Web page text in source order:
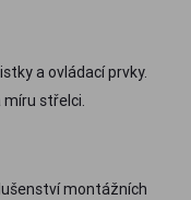
a ovládací prvky.
míru střelci.
montážních